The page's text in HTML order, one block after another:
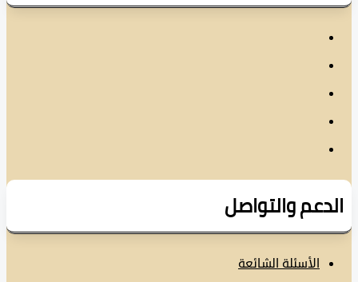
والتواصل
الأسئلة الشائعة